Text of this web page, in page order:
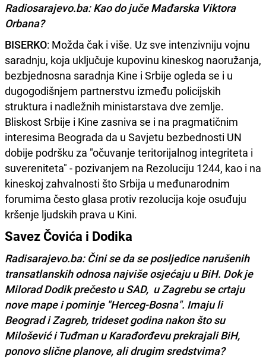
Radiosarajevo.ba: Kao do juče Mađarska Viktora
Orbana?
BISERKO: Možda čak i više. Uz sve intenzivniju vojnu
saradnju, koja uključuje kupovinu kineskog naoružanja,
bezbjednosna saradnja Kine i Srbije ogleda se i u
dugogodišnjem partnerstvu između policijskih
struktura i nadležnih ministarstava dve zemlje.
Bliskost Srbije i Kine zasniva se i na pragmatičnim
interesima Beograda da u Savjetu bezbednosti UN
dobije podršku za "očuvanje teritorijalnog integriteta i
suvereniteta" - pozivanjem na Rezoluciju 1244, kao i na
kineskoj zahvalnosti što Srbija u međunarodnim
forumima često glasa protiv rezolucija koje osuđuju
kršenje ljudskih prava u Kini.
Savez Čovića i Dodika
Radisarajevo.ba: Čini se da se posljedice narušenih
transatlanskih odnosa najviše osjećaju u BiH. Dok je
Milorad Dodik prečesto u SAD, u Zagrebu se crtaju
nove mape i pominje "Herceg-Bosna". Imaju li
Beograd i Zagreb, trideset godina nakon što su
Milošević i Tuđman u Karađorđevu prekrajali BiH,
ponovo slične planove, ali drugim sredstvima?